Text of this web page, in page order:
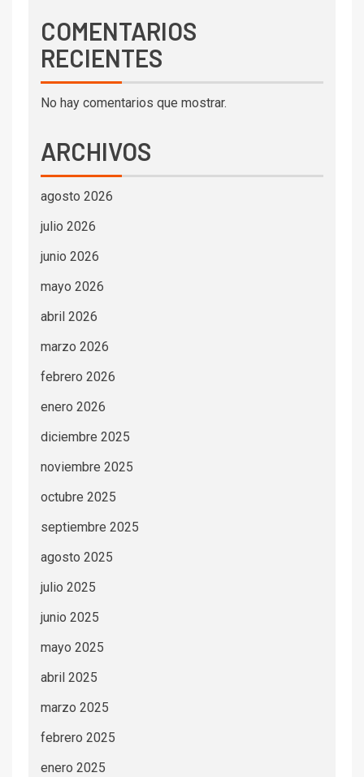
COMENTARIOS
RECIENTES
No hay comentarios que mostrar.
ARCHIVOS
agosto 2026
julio 2026
junio 2026
mayo 2026
abril 2026
marzo 2026
febrero 2026
enero 2026
diciembre 2025
noviembre 2025
octubre 2025
septiembre 2025
agosto 2025
julio 2025
junio 2025
mayo 2025
abril 2025
marzo 2025
febrero 2025
enero 2025